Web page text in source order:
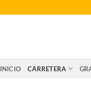
INICIO CARRETERA